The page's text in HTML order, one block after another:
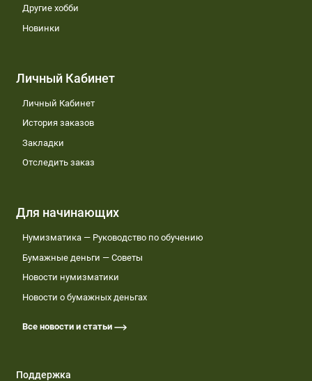
Другие хобби
Новинки
Личный Кабинет
Личный Кабинет
История заказов
Закладки
Отследить заказ
Для начинающих
Нумизматика — Руководство по обучению
Бумажные деньги — Советы
Новости нумизматики
Новости о бумажных деньгах
Все новости и статьи
Поддержка